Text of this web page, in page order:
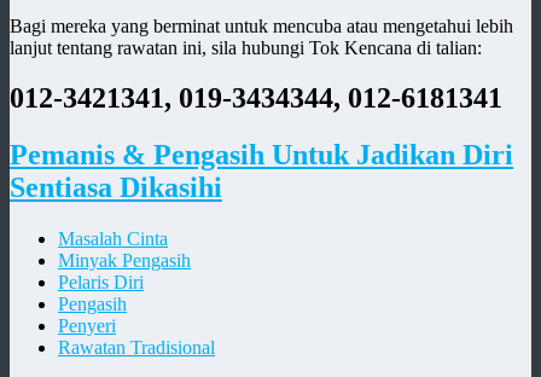
Bagi mereka yang berminat untuk mencuba atau mengetahui lebih
lanjut tentang rawatan ini, sila hubungi Tok Kencana di talian:
012-3421341, 019-3434344, 012-6181341
Pemanis & Pengasih Untuk Jadikan Diri
Sentiasa Dikasihi
Masalah Cinta
Minyak Pengasih
Pelaris Diri
Pengasih
Penyeri
Rawatan Tradisional